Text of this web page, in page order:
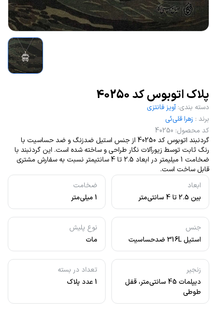
پلاک اتوبوس کد 40250
ابعاد
بین 2.5 تا 4 سانتی‌متر
ضخامت
1 میلی‌متر
جنس
استیل 316L ضدحساسیت
نوع پلیش
مات
زنجیر
دیپلمات 45 سانتی‌متر، قفل
طوطی
تعداد در بسته
1 عدد پلاک
دسته بندی: آویز فانتزی
برند : زهرا قلی‌ئی
کد محصول:
40250
گردنبند اتوبوس کد 40250 از جنس استیل ضدزنگ و ضد حساسیت با
رنگ ثابت توسط زیورآلات نگار طراحی و ساخته شده است. این گردنبند با
ضخامت 1 میلیمتر در ابعاد 2.5 تا 4 سانتیمتر نسبت به سفارش مشتری
قابل ساخت است.